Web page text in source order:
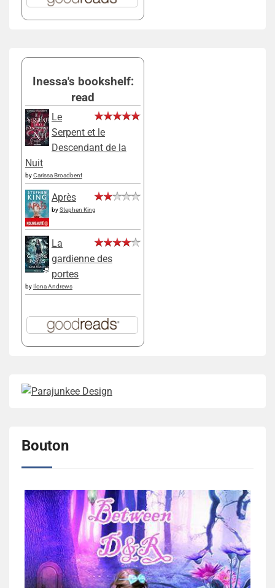
Inessa's bookshelf:
read
Le
Serpent et le
Descendant de la
Nuit
byCarissa Broadbent
Après
byStephen King
La
gardienne des
portes
by Ilona Andrews
Bouton